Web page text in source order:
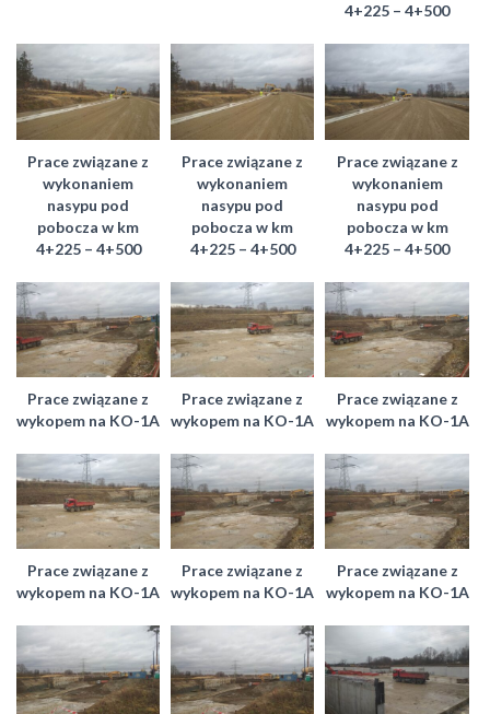
4+225 – 4+500
Prace związane z
wykonaniem
nasypu pod
pobocza w km
4+225 – 4+500
Prace związane z
wykonaniem
nasypu pod
pobocza w km
4+225 – 4+500
Prace związane z
wykonaniem
nasypu pod
pobocza w km
4+225 – 4+500
Prace związane z
wykopem na KO-1A
Prace związane z
wykopem na KO-1A
Prace związane z
wykopem na KO-1A
Prace związane z
wykopem na KO-1A
Prace związane z
wykopem na KO-1A
Prace związane z
wykopem na KO-1A